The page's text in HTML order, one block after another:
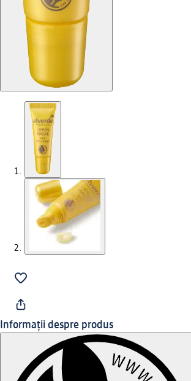
Informații despre produs